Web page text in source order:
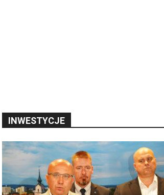
INWESTYCJE